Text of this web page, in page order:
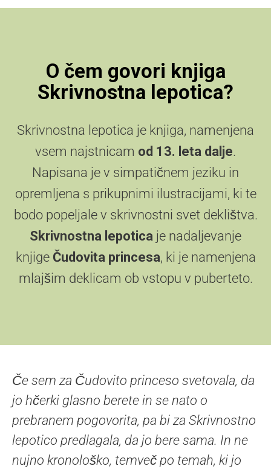
O čem govori knjiga
Skrivnostna lepotica?
Skrivnostna lepotica je knjiga, namenjena
vsem najstnicam od 13. leta dalje.
Napisana je v simpatičnem jeziku in
opremljena s prikupnimi ilustracijami, ki te
bodo popeljale v skrivnostni svet deklištva.
Skrivnostna lepotica je nadaljevanje
knjige Čudovita princesa, ki je namenjena
mlajšim deklicam ob vstopu v puberteto.
Če sem za Čudovito princeso svetovala, da
jo hčerki glasno berete in se nato o
prebranem pogovorita, pa bi za Skrivnostno
lepotico predlagala, da jo bere sama. In ne
nujno kronološko, temveč po temah, ki jo